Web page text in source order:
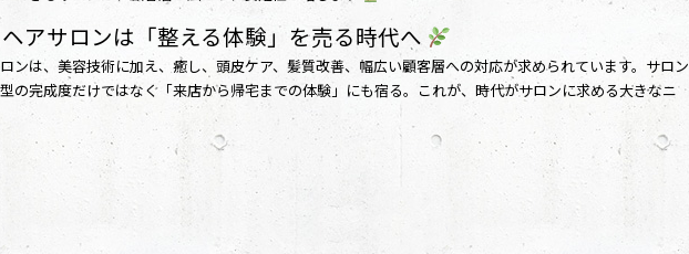
アサロンは「整える体験」を売る時代へ
ンは、美容技術に加え、癒し、頭皮ケア、髪質改善、幅広い顧客層への対応が求められています。サロン
の完成度だけではなく「来店から帰宅までの体験」にも宿る。これが、時代がサロンに求める大きなニ